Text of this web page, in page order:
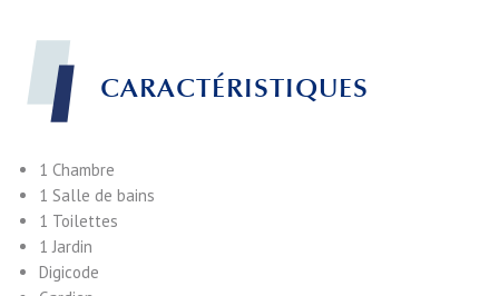
CARACTÉRISTIQUES
1 Chambre
1 Salle de bains
1 Toilettes
1 Jardin
Digicode